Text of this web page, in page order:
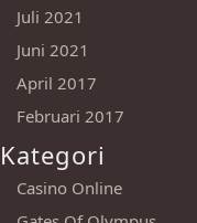
Juli 2021
Juni 2021
April 2017
Februari 2017
Kategori
Casino Online